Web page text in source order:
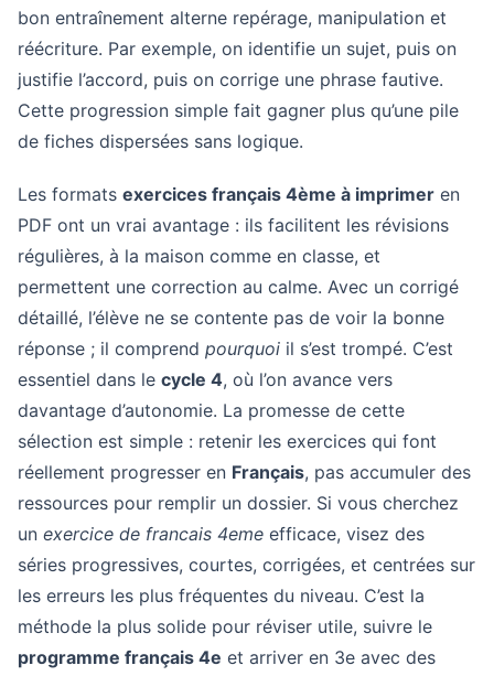
bon entraînement alterne repérage, manipulation et
réécriture. Par exemple, on identifie un sujet, puis on
justifie l’accord, puis on corrige une phrase fautive.
Cette progression simple fait gagner plus qu’une pile
de fiches dispersées sans logique.
Les formats exercices français 4ème à imprimer en
PDF ont un vrai avantage : ils facilitent les révisions
régulières, à la maison comme en classe, et
permettent une correction au calme. Avec un corrigé
détaillé, l’élève ne se contente pas de voir la bonne
réponse ; il comprend pourquoi il s’est trompé. C’est
essentiel dans le cycle 4, où l’on avance vers
davantage d’autonomie. La promesse de cette
sélection est simple : retenir les exercices qui font
réellement progresser en Français, pas accumuler des
ressources pour remplir un dossier. Si vous cherchez
un exercice de francais 4eme efficace, visez des
séries progressives, courtes, corrigées, et centrées sur
les erreurs les plus fréquentes du niveau. C’est la
méthode la plus solide pour réviser utile, suivre le
programme français 4e et arriver en 3e avec des